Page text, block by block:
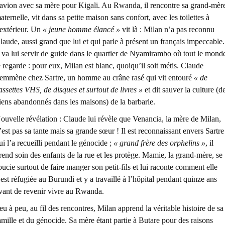
avec sa mère pour Kigali. Au Rwanda, il rencontre sa grand-
vit dans sa petite maison sans confort, avec les toilettes à
Un « jeune homme élancé » vit là : Milan n’a pas reconnu
aussi grand que lui et qui parle à présent un français impeccable.
lui servir de guide dans le quartier de Nyamirambo où tout le
regarde : pour eux, Milan est blanc, quoiqu’il soit métis. Claude
chez Sartre, un homme au crâne rasé qui vit entouré « de
VHS, de disques et surtout de livres » et dit sauver la culture
abandonnés dans les maisons) de la barbarie.
révélation : Claude lui révèle que Venancia, la mère de Milan,
pas sa tante mais sa grande sœur ! Il est reconnaissant envers Sartre
l’a recueilli pendant le génocide ; « grand frère des orphelins », il
soin des enfants de la rue et les protège. Mamie, la grand-mère, se
surtout de faire manger son petit-fils et lui raconte comment elle
réfugiée au Burundi et y a travaillé à l’hôpital pendant quinze ans
de revenir vivre au Rwanda.
à peu, au fil des rencontres, Milan apprend la véritable histoire de sa
et du génocide. Sa mère étant partie à Butare pour des raisons